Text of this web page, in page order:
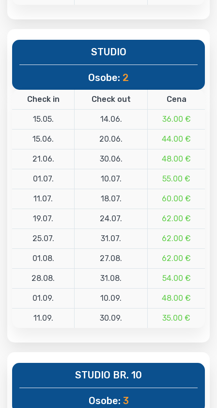
STUDIO
Osobe: 2
Check in Check out Cena
15.05. 14.06. 36.00 €
15.06. 20.06. 44.00 €
21.06. 30.06. 48.00 €
01.07. 10.07. 55.00 €
11.07. 18.07. 60.00 €
19.07. 24.07. 62.00 €
25.07. 31.07. 62.00 €
01.08. 27.08. 62.00 €
28.08. 31.08. 54.00 €
01.09. 10.09. 48.00 €
11.09. 30.09. 35.00 €
STUDIO BR. 10
Osobe: 3